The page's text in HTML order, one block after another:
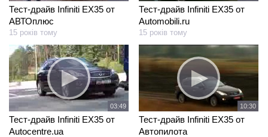
Тест-драйв Infiniti EX35 от
АВТОплюс
15 років тому
Тест-драйв Infiniti EX35 от
Automobili.ru
15 років тому
03:49
Тест-драйв Infiniti EX35 от
Autocentre.ua
10:30
Тест-драйв Infiniti EX35 от
Автопилота